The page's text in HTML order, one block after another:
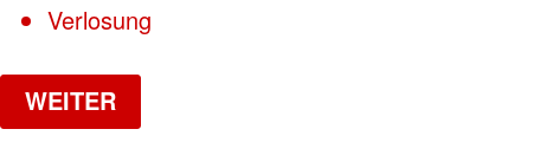
Verlosung
WEITER